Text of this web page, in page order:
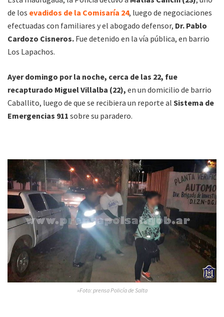
de los evadidos de la Comisaría 24, luego de negociaciones
efectuadas con familiares y el abogado defensor, Dr. Pablo
Cardozo Cisneros. Fue detenido en la vía pública, en barrio
Los Lapachos.
Ayer domingo por la noche, cerca de las 22, fue
recapturado Miguel Villalba (22), en un domicilio de barrio
Caballito, luego de que se recibiera un reporte al Sistema de
Emergencias 911 sobre su paradero.
»Foto: prensa Policía de Salta